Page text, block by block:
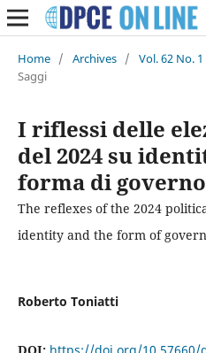
Home / Archives / Vol. 62 No.
Saggi
I riflessi delle
del 2024 su
forma di
The reflexes of the 2024
identity and the form of
Roberto Toniatti